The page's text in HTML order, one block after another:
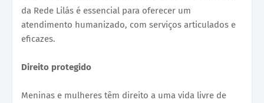
da Rede Lilás é essencial para oferecer um
atendimento humanizado, com serviços articulados e
eficazes.
Direito protegido
Meninas e mulheres têm direito a uma vida livre de